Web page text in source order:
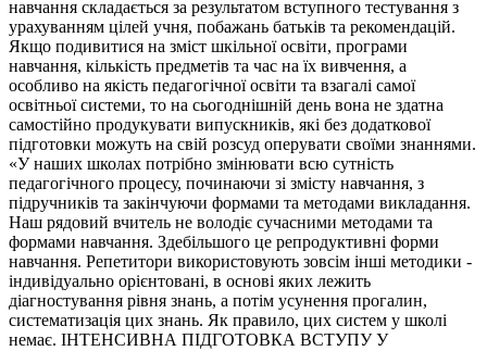
навчання складається за результатом вступного тестування з
урахуванням цілей учня, побажань батьків та рекомендацій.
Якщо подивитися на зміст шкільної освіти, програми
навчання, кількість предметів та час на їх вивчення, а
особливо на якість педагогічної освіти та взагалі самої
освітньої системи, то на сьогоднішній день вона не здатна
самостійно продукувати випускників, які без додаткової
підготовки можуть на свій розсуд оперувати своїми знаннями.
«У наших школах потрібно змінювати всю сутність
педагогічного процесу, починаючи зі змісту навчання, з
підручників та закінчуючи формами та методами викладання.
Наш рядовий вчитель не володіє сучасними методами та
формами навчання. Здебільшого це репродуктивні форми
навчання. Репетитори використовують зовсім інші методики -
індивідуально орієнтовані, в основі яких лежить
діагностування рівня знань, а потім усунення прогалин,
систематизація цих знань. Як правило, цих систем у школі
немає. ІНТЕНСИВНА ПІДГОТОВКА ВСТУПУ У